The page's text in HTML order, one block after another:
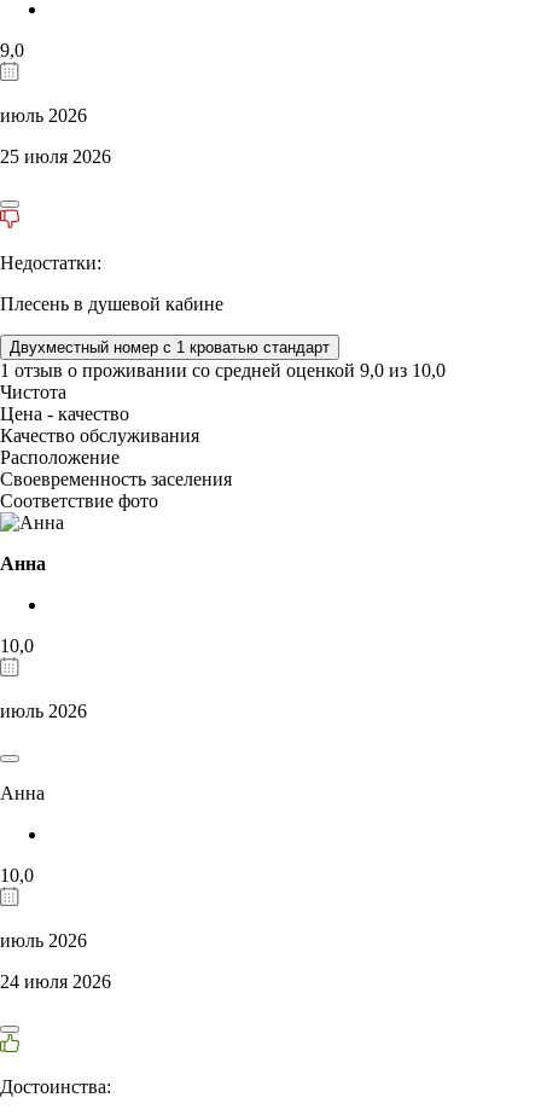
9,0
июль 2026
25 июля 2026
Недостатки:
Плесень в душевой кабине
Двухместный номер с 1 кроватью стандарт
1 отзыв о проживании со средней оценкой 9,0 из 10,0
Чистота
Цена - качество
Качество обслуживания
Расположение
Своевременность заселения
Соответствие фото
Анна
10,0
июль 2026
Анна
10,0
июль 2026
24 июля 2026
Достоинства: